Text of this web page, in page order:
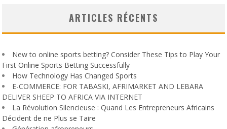
ARTICLES RÉCENTS
New to online sports betting? Consider These Tips to Play Your
First Online Sports Betting Successfully
How Technology Has Changed Sports
E-COMMERCE: FOR TABASKI, AFRIMARKET AND LEBARA
DELIVER SHEEP TO AFRICA VIA INTERNET
La Révolution Silencieuse : Quand Les Entrepreneurs Africains
Décident de ne Plus se Taire